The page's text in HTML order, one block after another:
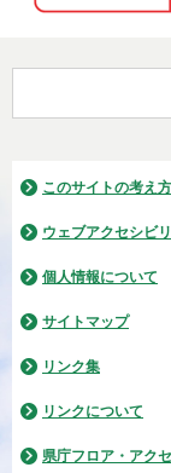
このサイトの考え方
ウェブアクセシビ
個人情報について
サイトマップ
リンク集
リンクについて
県庁フロア・アク